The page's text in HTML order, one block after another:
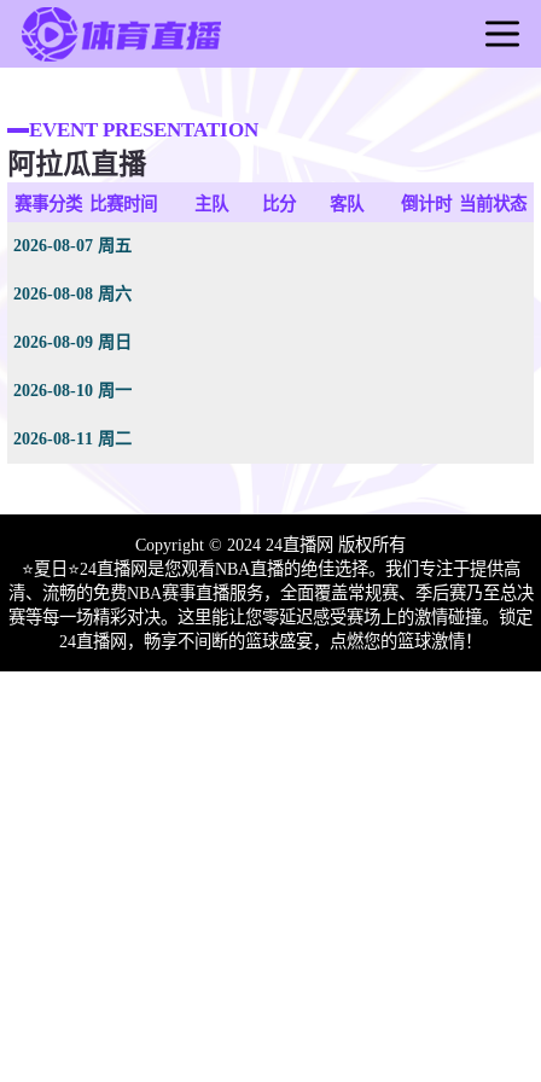
足球直播
篮球直播
足球录像
篮球新闻
EVENT PRESENTATION
阿拉瓜直播
赛事分类 比赛时间 主队 比分 客队 倒计时 当前状态
2026-08-07 周五
2026-08-08 周六
2026-08-09 周日
2026-08-10 周一
2026-08-11 周二
Copyright © 2024 24直播网 版权所有
⭐️夏日⭐24直播网是您观看NBA直播的绝佳选择。我们专注于提供高
清、流畅的免费NBA赛事直播服务，全面覆盖常规赛、季后赛乃至总决
赛等每一场精彩对决。这里能让您零延迟感受赛场上的激情碰撞。锁定
24直播网，畅享不间断的篮球盛宴，点燃您的篮球激情！